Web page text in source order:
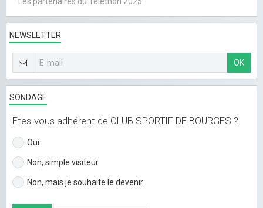
NEWSLETTER
OK
SONDAGE
Etes-vous adhérent de CLUB SPORTIF DE BOURGES ?
Oui
Non, simple visiteur
Non, mais je souhaite le devenir